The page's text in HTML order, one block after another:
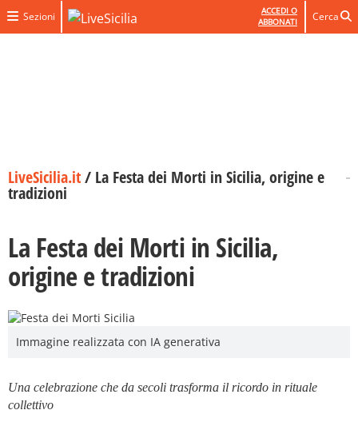
Sezioni
ACCEDI O
ABBONATI
Cerca
LiveSicilia.it/ La Festa dei Morti in Sicilia, origine e
tradizioni
La Festa dei Morti in Sicilia,
origine e tradizioni
Immagine realizzata con IA generativa
Una celebrazione che da secoli trasforma il ricordo in rituale
collettivo